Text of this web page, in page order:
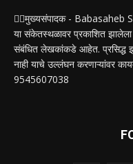
✍🏻मुख्यसंपादक - Babasaheb
या संकेतस्थळावर प्रकाशित
संबंधित लेखकांकडे आहेत. प्रसिद्ध
नाही याचे उल्लंघन करणाऱ्यांवर
9545607038